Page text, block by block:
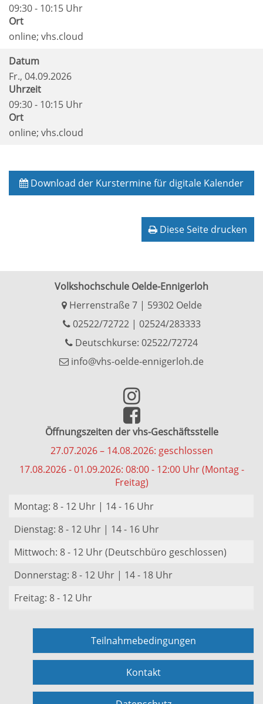
09:30 - 10:15 Uhr
Ort
online; vhs.cloud
Datum
Fr., 04.09.2026
Uhrzeit
09:30 - 10:15 Uhr
Ort
online; vhs.cloud
Download der Kurstermine für digitale Kalender
Diese Seite drucken
Volkshochschule Oelde-Ennigerloh
Herrenstraße 7 | 59302 Oelde
02522/72722| 02524/283333
Deutschkurse: 02522/72724
info@vhs-oelde-ennigerloh.de
Öffnungszeiten der vhs-Geschäftsstelle
27.07.2026 – 14.08.2026: geschlossen
17.08.2026 - 01.09.2026: 08:00 - 12:00 Uhr (Montag -
Freitag)
Montag: 8 - 12 Uhr | 14 - 16 Uhr
Dienstag: 8 - 12 Uhr | 14 - 16 Uhr
Mittwoch: 8 - 12 Uhr (Deutschbüro geschlossen)
Donnerstag: 8 - 12 Uhr | 14 - 18 Uhr
Freitag: 8 - 12 Uhr
Teilnahmebedingungen
Kontakt